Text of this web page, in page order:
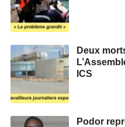
Deux
ICS
Podor